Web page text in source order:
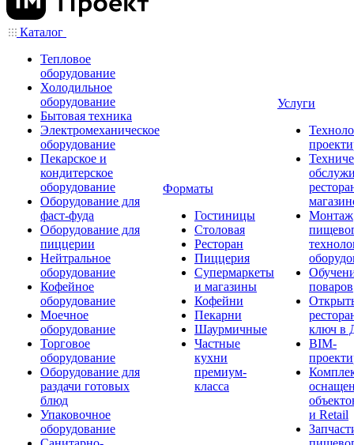
Каталог
Тепловое
оборудование
Холодильное
оборудование
Бытовая техника
Электромеханическое
оборудование
Пекарское и
кондитерское
оборудование
Оборудование для
фаст-фуда
Оборудование для
пиццерии
Нейтральное
оборудование
Кофейное
оборудование
Моечное
оборудование
Торговое
оборудование
Оборудование для
раздачи готовых
блюд
Упаковочное
оборудование
Форматы
Гостиницы
Столовая
Ресторан
Пиццерия
Супермаркеты
и магазины
Кофейни
Пекарни
Шаурмичные
Частные
кухни
премиум-
класса
Услуги
Монтаж
поваров
ключ в
BIM-
и Retail